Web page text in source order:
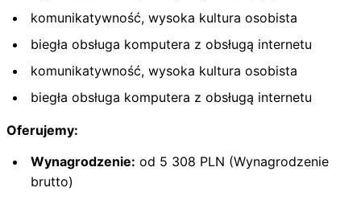
komunikatywność, wysoka kultura osobista
biegła obsługa komputera z obsługą internetu
komunikatywność, wysoka kultura osobista
biegła obsługa komputera z obsługą internetu
Oferujemy:
Wynagrodzenie: od 5 308 PLN (Wynagrodzenie
brutto)